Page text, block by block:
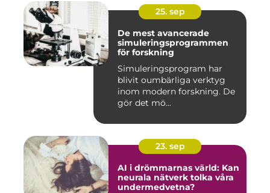
25. sep
De mest avancerade
simuleringsprogrammen
för forskning
Simuleringsprogram har
blivit oumbärliga verktyg
inom modern forskning. De
gör det mö...
23. sep
AI i drömmarnas värld: Kan
neurala nätverk tolka våra
undermedvetna?